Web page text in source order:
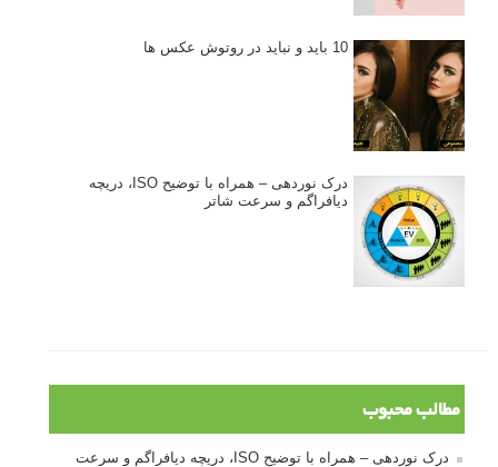
10 باید و نباید در روتوش عکس ها
درک نوردهی – همراه با توضیح ISO، دریچه
دیافراگم و سرعت شاتر
مطالب محبوب
درک نوردهی – همراه با توضیح ISO، دریچه دیافراگم و سرعت